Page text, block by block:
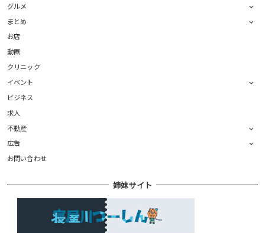
グルメ
まとめ
お店
動画
クリニック
イベント
ビジネス
求人
不動産
広告
お問い合わせ
姉妹サイト